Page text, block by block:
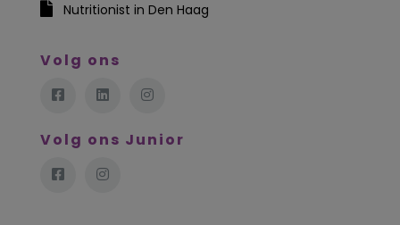
Nutritionist in Den Haag
Volg ons
Volg ons Junior